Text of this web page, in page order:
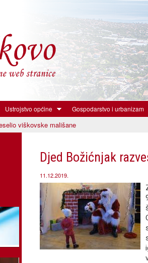
Ustrojstvo općine Gospodarstvo i urbanizam
viškovske mališane
Djed Božićnjak
11.12.2019.